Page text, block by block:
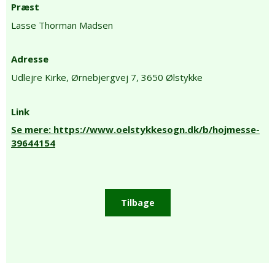
Præst
Lasse Thorman Madsen
Adresse
Udlejre Kirke, Ørnebjergvej 7, 3650 Ølstykke
Link
Se mere: https://www.oelstykkesogn.dk/b/hojmesse-
39644154
Tilbage